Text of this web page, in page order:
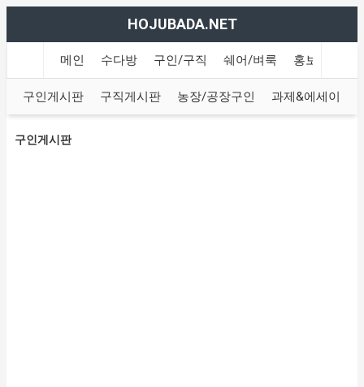
HOJUBADA.NET
메인 수다방 구인/구직 쉐어/벼룩 홍보방
구인게시판 구직게시판 농장/공장구인 과제&에세이
구인게시판